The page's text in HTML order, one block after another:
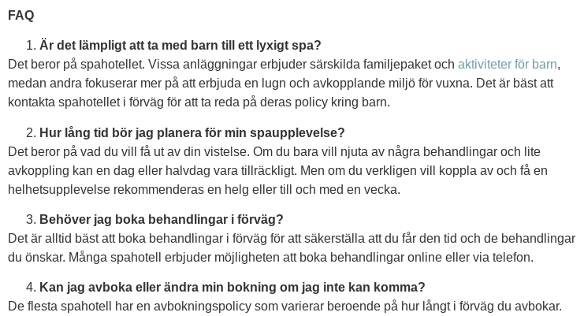
FAQ
Är det lämpligt att ta med barn till ett lyxigt spa?
Det beror på spahotellet. Vissa anläggningar erbjuder särskilda familjepaket och aktiviteter för barn,
medan andra fokuserar mer på att erbjuda en lugn och avkopplande miljö för vuxna. Det är bäst att
kontakta spahotellet i förväg för att ta reda på deras policy kring barn.
Hur lång tid bör jag planera för min spaupplevelse?
Det beror på vad du vill få ut av din vistelse. Om du bara vill njuta av några behandlingar och lite
avkoppling kan en dag eller halvdag vara tillräckligt. Men om du verkligen vill koppla av och få en
helhetsupplevelse rekommenderas en helg eller till och med en vecka.
Behöver jag boka behandlingar i förväg?
Det är alltid bäst att boka behandlingar i förväg för att säkerställa att du får den tid och de behandlingar
du önskar. Många spahotell erbjuder möjligheten att boka behandlingar online eller via telefon.
Kan jag avboka eller ändra min bokning om jag inte kan komma?
De flesta spahotell har en avbokningspolicy som varierar beroende på hur långt i förväg du avbokar.